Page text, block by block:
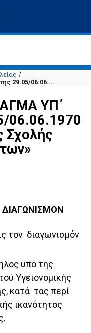
29.05/06.06....
ΥΠ΄
06.06.1970
Σχολής
τον διαγωνισμόν
υπό της
Υγειονομικής
κατά τας περί
ικανότητος